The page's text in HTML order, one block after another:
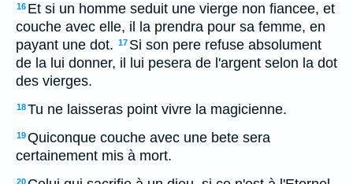
16 Et si un homme seduit une vierge non fiancee, et
couche avec elle, il la prendra pour sa femme, en
payant une dot. 17 Si son pere refuse absolument
de la lui donner, il lui pesera de l'argent selon la dot
des vierges.
18Tu ne laisseras point vivre la magicienne.
19Quiconque couche avec une bete sera
certainement mis à mort.
20